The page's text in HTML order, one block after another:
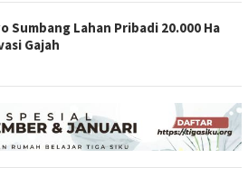
Sumbang Lahan Pribadi 20.000 Ha
Gajah